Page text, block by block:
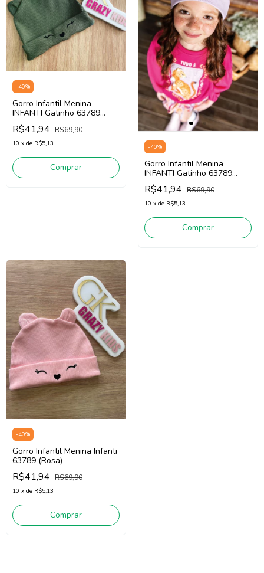
-40%
Gorro Infantil Menina
INFANTI Gatinho 63789
(verde)
R$41,94 R$69,90
10 x de R$5,13
Comprar
-40%
Gorro Infantil Menina
INFANTI Gatinho 63789
(lilás)
R$41,94 R$69,90
10 x de R$5,13
Comprar
-40%
Gorro Infantil Menina Infanti
63789 (Rosa)
R$41,94 R$69,90
10 x de R$5,13
Comprar